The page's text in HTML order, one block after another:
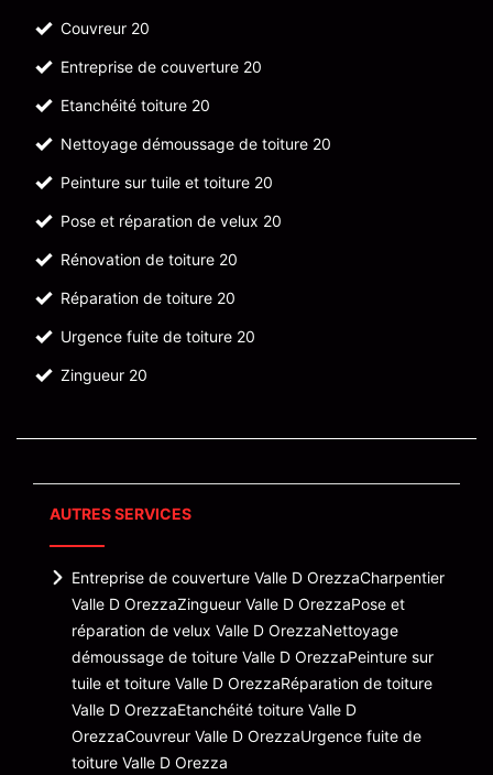
Couvreur 20
Entreprise de couverture 20
Etanchéité toiture 20
Nettoyage démoussage de toiture 20
Peinture sur tuile et toiture 20
Pose et réparation de velux 20
Rénovation de toiture 20
Réparation de toiture 20
Urgence fuite de toiture 20
Zingueur 20
AUTRES SERVICES
Entreprise de couverture Valle D OrezzaCharpentier
Valle D OrezzaZingueur Valle D OrezzaPose et
réparation de velux Valle D OrezzaNettoyage
démoussage de toiture Valle D OrezzaPeinture sur
tuile et toiture Valle D OrezzaRéparation de toiture
Valle D OrezzaEtanchéité toiture Valle D
OrezzaCouvreur Valle D OrezzaUrgence fuite de
toiture Valle D Orezza